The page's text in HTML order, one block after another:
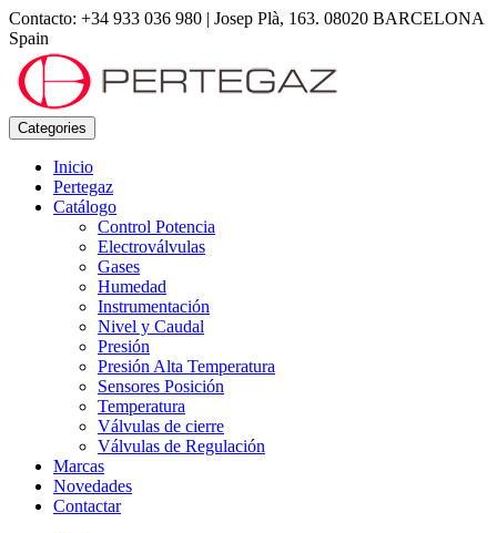
Contacto: +34 933 036 980 | Josep Plà, 163. 08020 BARCELONA
Spain
Categories
Inicio
Pertegaz
Catálogo
Control Potencia
Electroválvulas
Gases
Humedad
Instrumentación
Nivel y Caudal
Presión
Presión Alta Temperatura
Sensores Posición
Temperatura
Válvulas de cierre
Válvulas de Regulación
Marcas
Novedades
Contactar